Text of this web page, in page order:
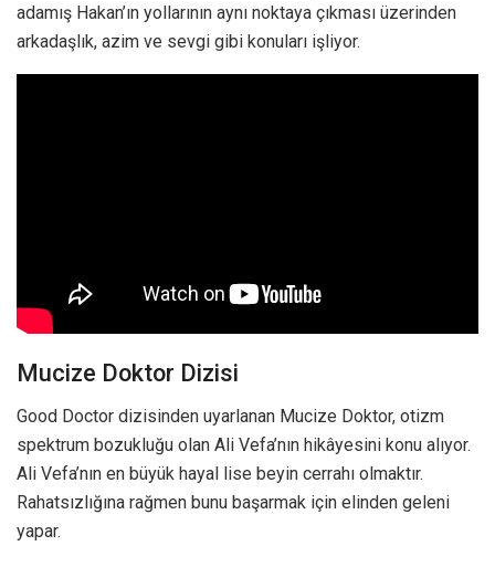
adamış Hakan’ın yollarının aynı noktaya çıkması üzerinden
arkadaşlık, azim ve sevgi gibi konuları işliyor.
Mucize Doktor Dizisi
Good Doctor dizisinden uyarlanan Mucize Doktor, otizm
spektrum bozukluğu olan Ali Vefa’nın hikâyesini konu alıyor.
Ali Vefa’nın en büyük hayal lise beyin cerrahı olmaktır.
Rahatsızlığına rağmen bunu başarmak için elinden geleni
yapar.